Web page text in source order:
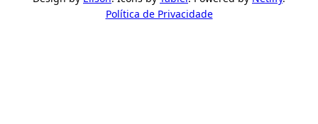
Política de Privacidade